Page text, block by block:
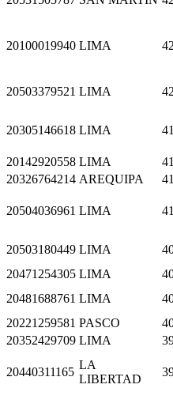
20100019940 LIMA
20503379521 LIMA
20305146618 LIMA
20142920558 LIMA
20326764214 AREQUIPA
20504036961 LIMA
20503180449 LIMA
20471254305 LIMA
20481688761 LIMA
20221259581 PASCO
20352429709 LIMA
20440311165
LA
LIBERTAD